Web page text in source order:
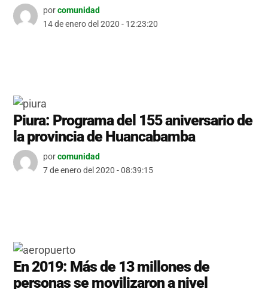
porcomunidad
14 de enero del 2020 - 12:23:20
Piura: Programa del 155 aniversario de
la provincia de Huancabamba
porcomunidad
7 de enero del 2020 - 08:39:15
En 2019: Más de 13 millones de
personas se movilizaron a nivel